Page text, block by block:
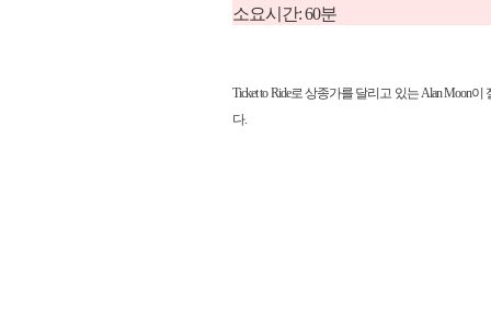
소요시간: 60분
Ticket to Ride로 상종가를 달리고 있는 Alan Moon
다.